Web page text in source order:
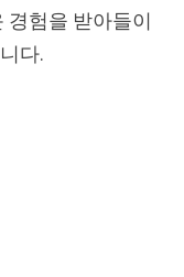
경험을 받아들이
다.